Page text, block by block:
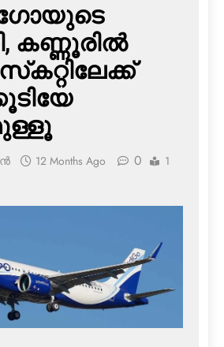
കണ്ണൂരില്‍
12 Months Ago 0
1